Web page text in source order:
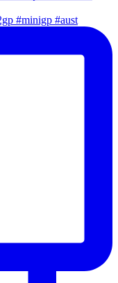
#minigp #aust